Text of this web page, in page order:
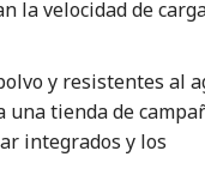
la velocidad de
y resistentes al
una tienda de
integrados y los